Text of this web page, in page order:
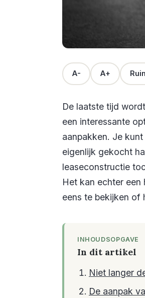
A- A+
De laatste tijd
een interessante
aanpakken. Je
eigenlijk gekocht
leaseconstructie
Het kan echter een
eens te bekijken of
INHOUDSOPGAVE
In dit artikel
Niet langer
De aanpak